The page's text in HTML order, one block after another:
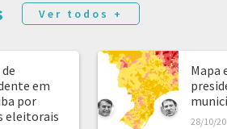
Ver todos +
em
por
eleitorais
Mapa
28/10/